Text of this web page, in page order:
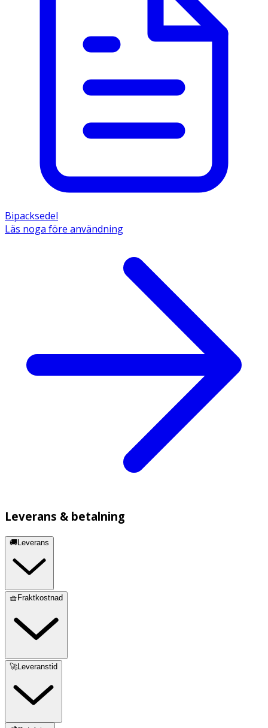
Bipacksedel
Läs noga före användning
Leverans & betalning
🚚Leverans
🧺Fraktkostnad
🚀Leveranstid